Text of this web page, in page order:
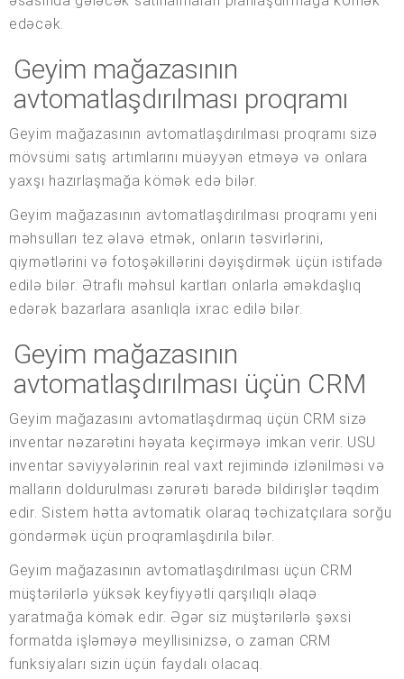
edəcək.
Geyim mağazasının
avtomatlaşdırılması proqramı
Geyim mağazasının avtomatlaşdırılması proqramı sizə
mövsümi satış artımlarını müəyyən etməyə və onlara
yaxşı hazırlaşmağa kömək edə bilər.
Geyim mağazasının avtomatlaşdırılması proqramı yeni
məhsulları tez əlavə etmək, onların təsvirlərini,
qiymətlərini və fotoşəkillərini dəyişdirmək üçün istifadə
edilə bilər. Ətraflı məhsul kartları onlarla əməkdaşlıq
edərək bazarlara asanlıqla ixrac edilə bilər.
Geyim mağazasının
avtomatlaşdırılması üçün CRM
Geyim mağazasını avtomatlaşdırmaq üçün CRM sizə
inventar nəzarətini həyata keçirməyə imkan verir. USU
inventar səviyyələrinin real vaxt rejimində izlənilməsi və
malların doldurulması zərurəti barədə bildirişlər təqdim
edir. Sistem hətta avtomatik olaraq təchizatçılara sorğu
göndərmək üçün proqramlaşdırıla bilər.
Geyim mağazasının avtomatlaşdırılması üçün CRM
müştərilərlə yüksək keyfiyyətli qarşılıqlı əlaqə
yaratmağa kömək edir. Əgər siz müştərilərlə şəxsi
formatda işləməyə meyllisinizsə, o zaman CRM
funksiyaları sizin üçün faydalı olacaq.